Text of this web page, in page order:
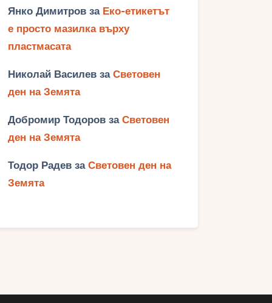
Янко Димитров за Еко-етикетът
е просто мазилка върху
пластмасата
Николай Василев заСветовен
ден на Земята
Добромир Тодоров заСветовен
ден на Земята
Тодор Радев заСветовен ден на
Земята